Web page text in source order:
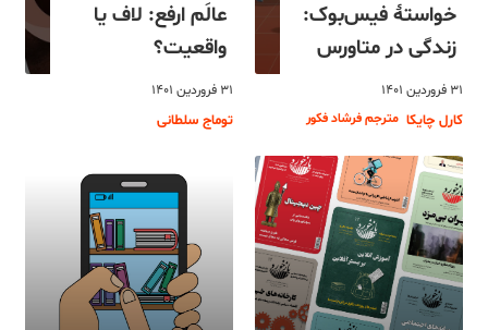
خواستۀ فیس‌بوک:
زندگی در متاورس
۳۱ فروردین ۱۴۰۱
کارل چایکا مترجم فرشاد فکور
عالَم ارفع: لاف یا
واقعیت؟
۳۱ فروردین ۱۴۰۱
توماج سلطانی